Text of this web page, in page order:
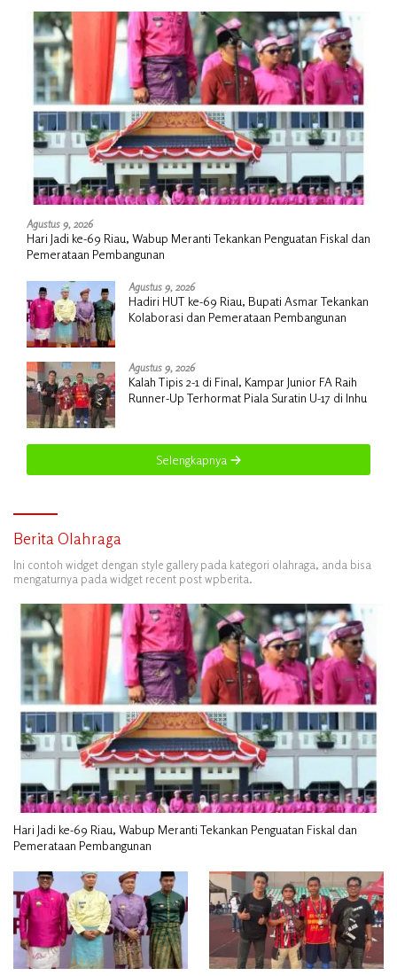
Agustus 9, 2026
Hari Jadi ke-69 Riau, Wabup Meranti Tekankan Penguatan Fiskal dan
Pemerataan Pembangunan
Agustus 9, 2026
Hadiri HUT ke-69 Riau, Bupati Asmar Tekankan
Kolaborasi dan Pemerataan Pembangunan
Agustus 9, 2026
Kalah Tipis 2-1 di Final, Kampar Junior FA Raih
Runner-Up Terhormat Piala Suratin U-17 di Inhu
Selengkapnya
Berita Olahraga
Ini contoh widget dengan style gallery pada kategori olahraga, anda bisa
mengaturnya pada widget recent post wpberita.
Hari Jadi ke-69 Riau, Wabup Meranti Tekankan Penguatan Fiskal dan
Pemerataan Pembangunan